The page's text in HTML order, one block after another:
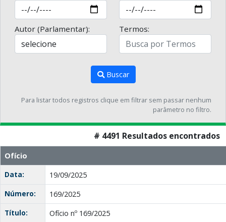
Autor (Parlamentar): Termos:
Buscar
Para listar todos registros clique em filtrar sem passar nenhum
parâmetro no filtro.
# 4491 Resultados encontrados
Ofício
Data:
19/09/2025
Número:
169/2025
Título:
Ofício nº 169/2025